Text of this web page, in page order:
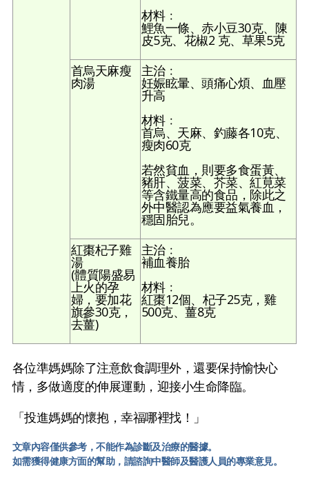
材料﹕
鯉魚一條、赤小豆30克、陳
皮5克、花椒2 克、草果5克
首烏天麻瘦
肉湯
主治﹕
妊娠眩暈、頭痛心煩、血壓
升高
材料﹕
首烏、天麻、釣藤各10克、
瘦肉60克
若然貧血，則要多食蛋黃、
豬肝、菠菜、芥菜、紅莧菜
等含鐵量高的食品，除此之
外中醫認為應要益氣養血，
穩固胎兒。
紅棗杞子雞
湯
(體質陽盛易
上火的孕
婦，要加花
旗參30克，
去薑)
主治﹕
補血養胎
材料﹕
紅棗12個、杞子25克，雞
500克、薑8克
各位準媽媽除了注意飲食調理外，還要保持愉快心
情，多做適度的伸展運動，迎接小生命降臨。
「投進媽媽的懷抱，幸福哪裡找！」
文章內容僅供參考，不能作為診斷及治療的醫據。
如需獲得健康方面的幫助，請諮詢中醫師及醫護人員的專業意見。